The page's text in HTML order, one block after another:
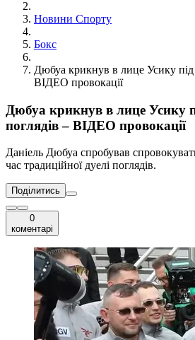
Новини Спорту
Бокс
Дюбуа крикнув в лице Усику під
ВІДЕО провокації
Дюбуа крикнув в лице Усику
поглядів – ВІДЕО провокації
Даніель Дюбуа спробував
час традиційної дуелі поглядів.
Поділитись
0
коментарі